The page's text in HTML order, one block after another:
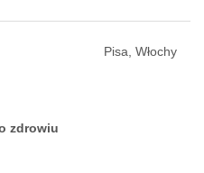
Pisa, Włochy
zdrowiu